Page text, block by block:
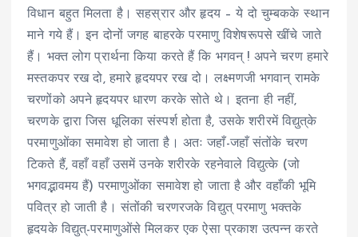
विधान बहुत मिलता है। सहस्रार और हृदय – ये दो चुम्बकके स्थान
माने गये हैं। इन दोनों जगह बाहरके परमाणु विशेषरूपसे खींचे जाते
हैं। भक्त लोग प्रार्थना किया करते हैं कि भगवन् ! अपने चरण हमारे
मस्तकपर रख दो, हमारे हृदयपर रख दो। लक्ष्मणजी भगवान् रामके
चरणोंको अपने हृदयपर धारण करके सोते थे। इतना ही नहीं,
चरणके द्वारा जिस धूलिका संस्पर्श होता है, उसके शरीरमें विद्युत्‌के
परमाणुओंका समावेश हो जाता है। अतः जहाँ-जहाँ संतोंके चरण
टिकते हैं, वहाँ वहाँ उसमें उनके शरीरके रहनेवाले विद्युत्के (जो
भगवद्भावमय हैं) परमाणुओंका समावेश हो जाता है और वहाँकी भूमि
पवित्र हो जाती है। संतोंकी चरणरजके विद्युत् परमाणु भक्तके
हृदयके विद्युत्-परमाणुओंसे मिलकर एक ऐसा प्रकाश उत्पन्न करते